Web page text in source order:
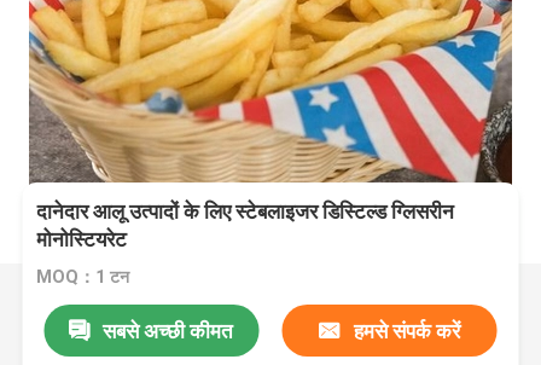
दानेदार आलू उत्पादों के लिए स्टेबलाइजर डिस्टिल्ड ग्लिसरीन
मोनोस्टियरेट
MOQ：1 टन
सबसे अच्छी कीमत हमसे संपर्क करें